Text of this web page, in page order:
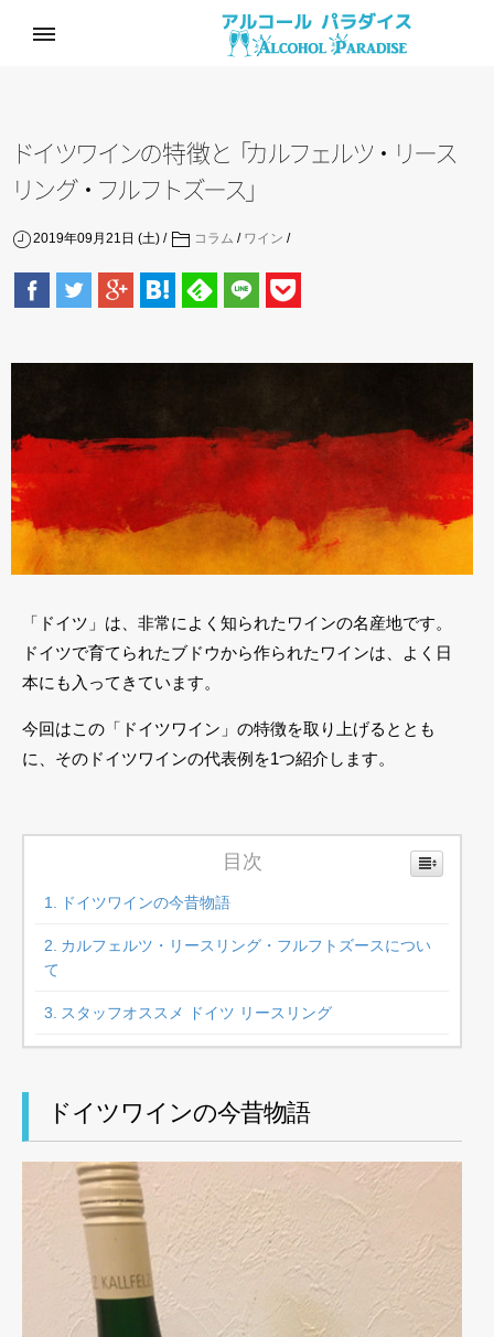
ドイ ツワイ ンの特徴と「カ ルフェ ルツ・ リース
リ ング・ フルフ ト ズース 」
2019年09月21日 (土) コラム / ワイン
「ドイツ」は、非常によく知られたワインの名産地です。
ドイツで育てられたブドウから作られたワインは、よく日
本にも入ってきています。
今回はこの「ドイツワイン」の特徴を取り上げるととも
に、そのドイツワインの代表例を1つ紹介します。
目次
ドイツワインの今昔物語
カルフェルツ・リースリング・フルフトズースについ
て
スタッフオススメ ドイツ リースリング
ドイツワインの今昔物語